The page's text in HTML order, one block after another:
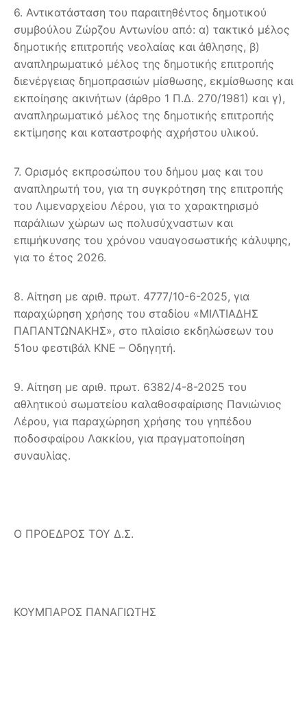
6. Αντικατάσταση του παραιτηθέντος δημοτικού
συμβούλου Ζώρζου Αντωνίου από: α) τακτικό μέλος
δημοτικής επιτροπής νεολαίας και άθλησης, β)
αναπληρωματικό μέλος της δημοτικής επιτροπής
διενέργειας δημοπρασιών μίσθωσης, εκμίσθωσης και
εκποίησης ακινήτων (άρθρο 1 Π.Δ. 270/1981) και γ),
αναπληρωματικό μέλος της δημοτικής επιτροπής
εκτίμησης και καταστροφής αχρήστου υλικού.
7. Ορισμός εκπροσώπου του δήμου μας και του
αναπληρωτή του, για τη συγκρότηση της επιτροπής
του Λιμεναρχείου Λέρου, για το χαρακτηρισμό
παράλιων χώρων ως πολυσύχναστων και
επιμήκυνσης του χρόνου ναυαγοσωστικής κάλυψης,
για το έτος 2026.
8. Αίτηση με αριθ. πρωτ. 4777/10-6-2025, για
παραχώρηση χρήσης του σταδίου «ΜΙΛΤΙΑΔΗΣ
ΠΑΠΑΝΤΩΝΑΚΗΣ», στο πλαίσιο εκδηλώσεων του
51ου φεστιβάλ ΚΝΕ – Οδηγητή.
9. Αίτηση με αριθ. πρωτ. 6382/4-8-2025 του
αθλητικού σωματείου καλαθοσφαίρισης Πανιώνιος
Λέρου, για παραχώρηση χρήσης του γηπέδου
ποδοσφαίρου Λακκίου, για πραγματοποίηση
συναυλίας.
Ο ΠΡΟΕΔΡΟΣ ΤΟΥ Δ.Σ.
ΚΟΥΜΠΑΡΟΣ ΠΑΝΑΓΙΩΤΗΣ